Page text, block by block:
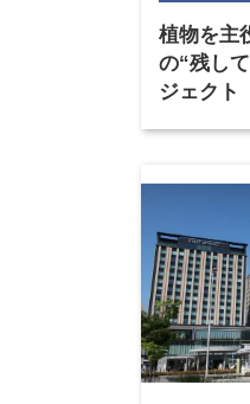
植物を主
の“残し
ジェクト